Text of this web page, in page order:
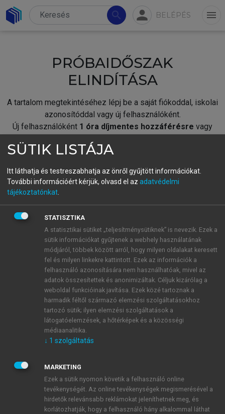
search person BELÉPÉS menu
PRÓBAIDŐSZAK
ELINDÍTÁSA
A tartalom megtekintéséhez lépj be a saját fiókoddal, iskolai
azonosítóddal vagy új felhasználóként.
Új felhasználóként 1 óra díjmentes hozzáférésre vagy
fiókoddal,vagy hozz létre új fiókot.
A regisztráció után apróbaidőszakautomatikusan
BELÉPÉS SAJÁT FIÓKKAL
ÚJ FIÓK LÉTREHOZÁSA
1 óra díjmentes hozzáférés
E-MAIL-CÍM
JELSZÓ
JELSZÓ ÚJRA
SÜTIK LISTÁJA
Itt láthatja és testreszabhatja az önről gyűjtött információkat.
További információért kérjük, olvasd el az adatvédelmi
tájékoztatónkat
STATISZTIKA
A statisztikai sütiket „teljesítménysütiknek” is nevezik. Ezek a
sütik információkat gyűjtenek a webhely használatának
módjáról, többek között arról, hogy milyen oldalakat keresett
fel és milyen linkekre kattintott. Ezek az információk a
felhasználó azonosítására nem használhatóak, mivel az
adatok összesítettek és anonimizáltak. Céljuk kizárólag a
weboldal funkcióinak javítása. Ezek közé tartoznak a
harmadik féltől származó elemzési szolgáltatásokhoz
tartozó sütik; ilyen elemzési szolgáltatások a
látogatóelemzések, a hőtérképek és a közösségi
médiaanalitika.
↓ 1 szolgáltatás
MARKETING
Ezek a sütik nyomon követik a felhasználó online
tevékenységét. Az online tevékenységek megismerésével a
hirdetők relevánsabb reklámokat jeleníthetnek meg, és
korlátozhatják, hogy a felhasználó hány alkalommal láthat